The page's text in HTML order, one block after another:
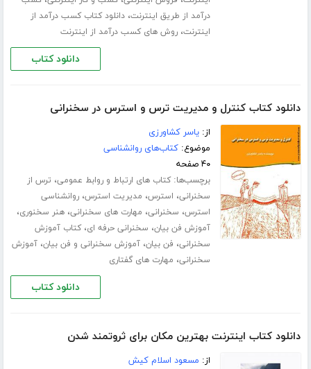
درآمد از طریق اینترنت،دانلود کتاب کسب درآمد از
اینترنت،روش های کسب درآمد از اینترنت
دانلود کتاب
دانلود کتاب کنترل و مدیریت ترس و استرس در سخنرانی
از:یاسر کشاورزی
موضوع:کتاب‌های روانشناسی
۴۰ صفحه
برچسب‌ها:کتاب های ارتباط و روابط عمومی، ترس از
سخنرانی، استرس، مدیریت استرس،روانشناسی
استرس، سخنرانی، مهارت های سخنرانی،هنر سخنوری،
آموزش فن بیان، سخنرانی حرفه ای،کتاب آموزش
سخنرانی، فن بیان،آموزش سخنرانی و فن بیان،آموزش
سخنرانی، مهارت های گفتاری
دانلود کتاب
دانلود کتاب اینترنت بهترین مکان برای ثروتمند شدن
از: مسعود اسلام کیش